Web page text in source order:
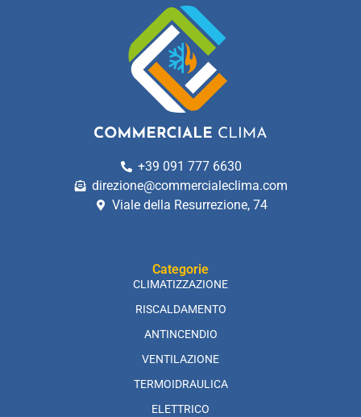
+39 091 777 6630
direzione@commercialeclima.com
Viale della Resurrezione, 74
Categorie
CLIMATIZZAZIONE
RISCALDAMENTO
ANTINCENDIO
VENTILAZIONE
TERMOIDRAULICA
ELETTRICO